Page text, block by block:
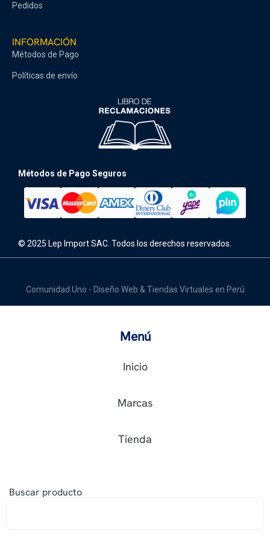
Pedidos
INFORMACIÓN
Métodos de Pago
Políticas de envío
© 2025 Lep Import SAC. Todos los derechos reservados.
Métodos de Pago Seguros
Comunidad Uno - Diseño Web & Tiendas Virtuales en Perú
Menú
Inicio
Marcas
Tienda
Buscar producto